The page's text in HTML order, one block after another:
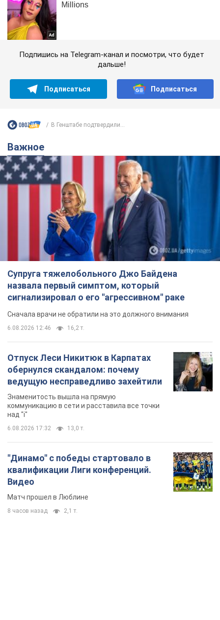
Подпишись на Telegram-канал и посмотри, что будет
дальше!
Подписаться Подписаться
В Генштабе подтвердили...
Важное
Супруга тяжелобольного Джо Байдена
назвала первый симптом, который
сигнализировал о его "агрессивном" раке
Сначала врачи не обратили на это должного внимания
6.08.2026 12:46 16,2 т.
Отпуск Леси Никитюк в Карпатах
обернулся скандалом: почему
ведущую несправедливо захейтили
Знаменитость вышла на прямую
коммуникацию в сети и расставила все точки
над "i"
6.08.2026 17:32 13,0 т.
"Динамо" с победы стартовало в
квалификации Лиги конференций.
Видео
Матч прошел в Люблине
8 часов назад 2,1 т.